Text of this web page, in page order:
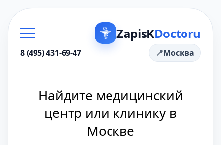
ZapisKDoctoru
8 (495) 431-69-47 Москва
Найдите медицинский
центр или клинику в
Москве